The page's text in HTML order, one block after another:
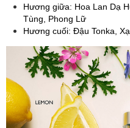
Hương giữa: Hoa Lan Dạ
Tùng, Phong Lữ
Hương cuối: Đậu Tonka,